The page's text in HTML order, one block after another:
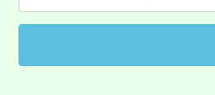
田徑場及游
桃園市低收
視費優惠，
大園自造教